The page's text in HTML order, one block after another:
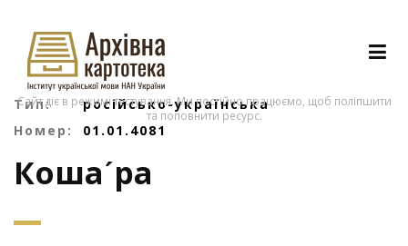
Сайт діє в режимі тестування. Ми постійно працюємо, щоб поліпшити
та поповнити ресурс.
Тип:
російсько-українська
Номер:
01.01.4081
Кошаˊра